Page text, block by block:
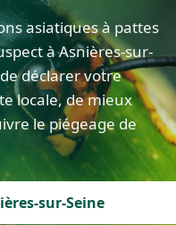
asiatiques à pattes
à Asnières-sur-
déclarer votre
locale, de mieux
le piégeage de
sur-Seine